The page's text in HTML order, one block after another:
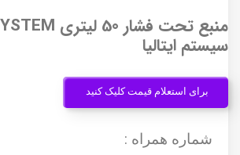
سیستم ایتالیا
برای استعلام قیمت کلیک کنید
شماره همراه :